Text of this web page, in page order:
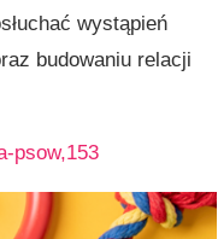
wystąpień
budowaniu relacji
psow,153